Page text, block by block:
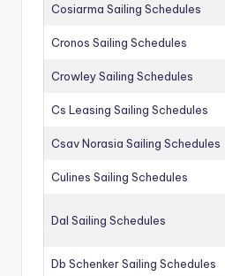
Cosiarma Sailing Schedules
Cronos Sailing Schedules
Crowley Sailing Schedules
Cs Leasing Sailing Schedules
Csav Norasia Sailing Schedules
Culines Sailing Schedules
Dal Sailing Schedules
Db Schenker Sailing Schedules